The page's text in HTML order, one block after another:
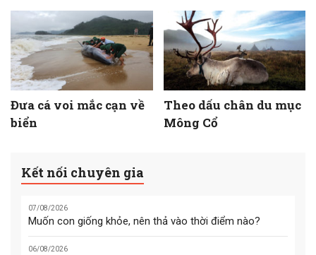
Đưa cá voi mắc cạn về
biển
Theo dấu chân du mục
Mông Cổ
Kết nối chuyên gia
07/08/2026
Muốn con giống khỏe, nên thả vào thời điểm nào?
06/08/2026